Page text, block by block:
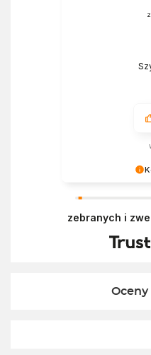
wszystkich osób
Ekofabryce.
Pozdrawiamy
zebranych i